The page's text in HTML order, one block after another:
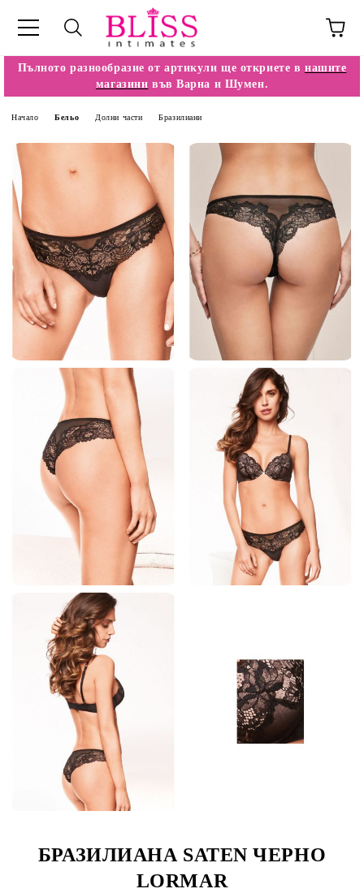
Пълното разнообразие от артикули ще откриете в нашите
магазини във Варна и Шумен.
Начало Бельо Долни части Бразилиани
БРАЗИЛИАНА SATEN ЧЕРНО
LORMAR